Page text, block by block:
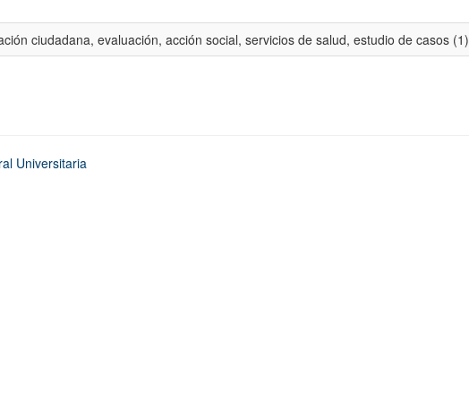
ciudadana, evaluación, acción social, servicios de salud, estudio de casos (1)
Universitaria